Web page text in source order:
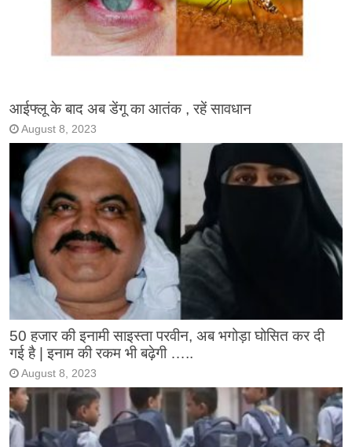
आईफ्लू के बाद अब डेंगू का आतंक , रहें सावधान
August 8, 2023
50 हजार की इनामी साइस्ता परवीन, अब भगोड़ा घोसित कर दी
गई है | इनाम की रकम भी बढ़ेगी …..
August 8, 2023